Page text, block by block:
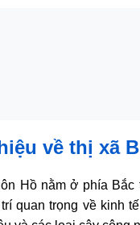
về thị xã
Hồ nằm ở phía Bắc
quan trọng về kinh